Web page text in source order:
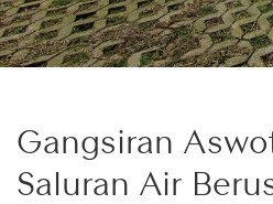
Gangsiran
Saluran Air